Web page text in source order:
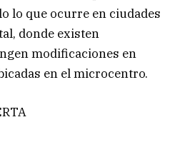
lo que ocurre en ciudades
donde existen
modificaciones en
en el microcentro.